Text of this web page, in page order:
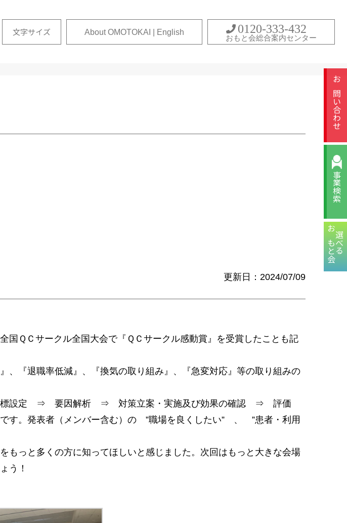
文字サイズ About OMOTOKAI | English 0120-333-432
おもと会総合案内センター
お問い合わせ
事業検索
選べる
おもと会
更新日：2024/07/09
国ＱＣサークル全国大会で『ＱＣサークル感動賞』を受賞したことも記
、『退職率低減』、『換気の取り組み』、『急変対応』等の取り組みの
設定 ⇒ 要因解析 ⇒ 対策立案・実施及び効果の確認 ⇒ 評価
す。発表者（メンバー含む）の ”職場を良くしたい” 、 ”患者・利用
もっと多くの方に知ってほしいと感じました。次回はもっと大きな会場
う！